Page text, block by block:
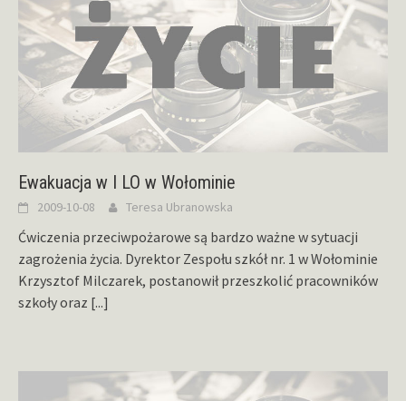
Ewakuacja w I LO w Wołominie
2009-10-08 Teresa Ubranowska
Ćwiczenia przeciwpożarowe są bardzo ważne w sytuacji
zagrożenia życia. Dyrektor Zespołu szkół nr. 1 w Wołominie
Krzysztof Milczarek, postanowił przeszkolić pracowników
szkoły oraz [...]